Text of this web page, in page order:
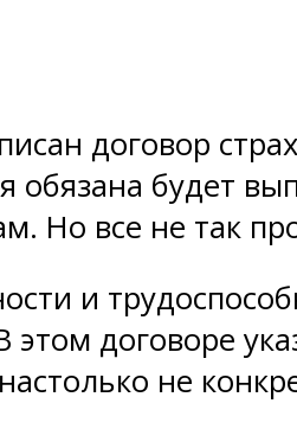
договор
будет
Но все не так
и
договоре
не